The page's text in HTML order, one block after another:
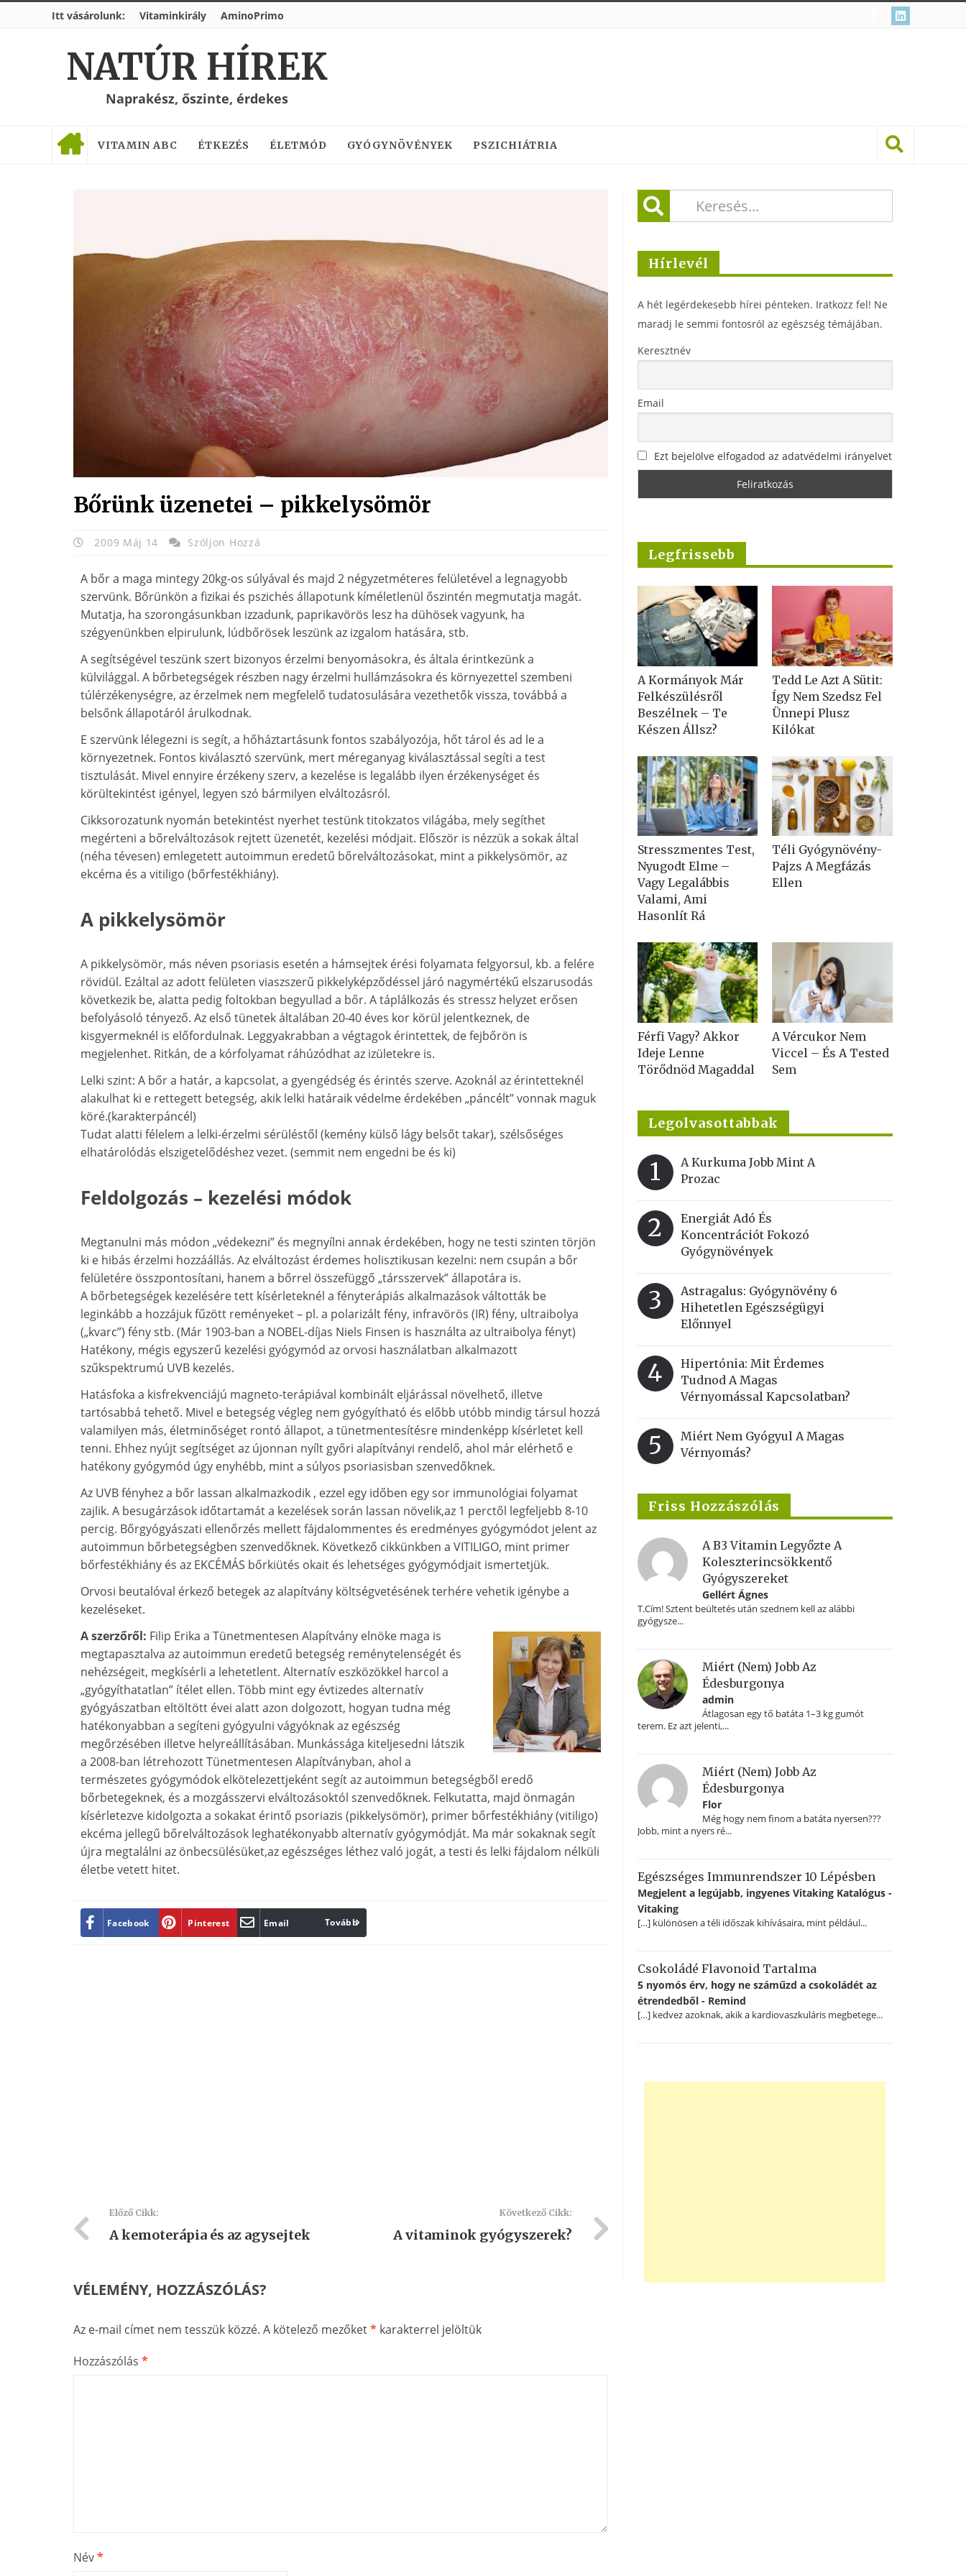
Itt vásárolunk: Vitaminkirály AminoPrimo
NATÚR HÍREK
Naprakész, őszinte, érdekes
VITAMIN ABC ÉTKEZÉS ÉLETMÓD GYÓGYNÖVÉNYEK PSZICHIÁTRIA
Bőrünk üzenetei – pikkelysömör
2009 Máj 14 Szóljon Hozzá
A bőr a maga mintegy 20kg-os súlyával és majd 2 négyzetméteres felületével a legnagyobb
szervünk. Bőrünkön a fizikai és pszichés állapotunk kíméletlenül őszintén megmutatja magát.
Mutatja, ha szorongásunkban izzadunk, paprikavörös lesz ha dühösek vagyunk, ha
szégyenünkben elpirulunk, lúdbőrösek leszünk az izgalom hatására, stb.
A segítségével teszünk szert bizonyos érzelmi benyomásokra, és általa érintkezünk a
külvilággal. A bőrbetegségek részben nagy érzelmi hullámzásokra és környezettel szembeni
túlérzékenységre, az érzelmek nem megfelelő tudatosulására vezethetők vissza, továbbá a
belsőnk állapotáról árulkodnak.
E szervünk lélegezni is segít, a hőháztartásunk fontos szabályozója, hőt tárol és ad le a
környezetnek. Fontos kiválasztó szervünk, mert méreganyag kiválasztással segíti a test
tisztulását. Mivel ennyire érzékeny szerv, a kezelése is legalább ilyen érzékenységet és
körültekintést igényel, legyen szó bármilyen elváltozásról.
Cikksorozatunk nyomán betekintést nyerhet testünk titokzatos világába, mely segíthet
megérteni a bőrelváltozások rejtett üzenetét, kezelési módjait. Először is nézzük a sokak által
(néha tévesen) emlegetett autoimmun eredetű bőrelváltozásokat, mint a pikkelysömör, az
ekcéma és a vitiligo (bőrfestékhiány).
A pikkelysömör
A pikkelysömör, más néven psoriasis esetén a hámsejtek érési folyamata felgyorsul, kb. a felére
rövidül. Ezáltal az adott felületen viaszszerű pikkelyképződéssel járó nagymértékű elszarusodás
következik be, alatta pedig foltokban begyullad a bőr. A táplálkozás és stressz helyzet erősen
befolyásoló tényező. Az első tünetek általában 20-40 éves kor körül jelentkeznek, de
kisgyermeknél is előfordulnak. Leggyakrabban a végtagok érintettek, de fejbőrön is
megjelenhet. Ritkán, de a kórfolyamat ráhúzódhat az izületekre is.
Lelki szint: A bőr a határ, a kapcsolat, a gyengédség és érintés szerve. Azoknál az érintetteknél
alakulhat ki e rettegett betegség, akik lelki határaik védelme érdekében „páncélt” vonnak maguk
köré.(karakterpáncél)
Tudat alatti félelem a lelki-érzelmi sérüléstől (kemény külső lágy belsőt takar), szélsőséges
elhatárolódás elszigetelődéshez vezet. (semmit nem engedni be és ki)
Feldolgozás – kezelési módok
Megtanulni más módon „védekezni” és megnyílni annak érdekében, hogy ne testi szinten törjön
ki e hibás érzelmi hozzáállás. Az elváltozást érdemes holisztikusan kezelni: nem csupán a bőr
felületére összpontosítani, hanem a bőrrel összefüggő „társszervek” állapotára is.
A bőrbetegségek kezelésére tett kísérleteknél a fényterápiás alkalmazások váltották be
leginkább a hozzájuk fűzött reményeket – pl. a polarizált fény, infravörös (IR) fény, ultraibolya
(„kvarc”) fény stb. (Már 1903-ban a NOBEL-díjas Niels Finsen is használta az ultraibolya fényt)
Hatékony, mégis egyszerű kezelési gyógymód az orvosi használatban alkalmazott
szűkspektrumú UVB kezelés.
Hatásfoka a kisfrekvenciájú magneto-terápiával kombinált eljárással növelhető, illetve
tartósabbá tehető. Mivel e betegség végleg nem gyógyítható és előbb utóbb mindig társul hozzá
valamilyen más, életminőséget rontó állapot, a tünetmentesítésre mindenképp kísérletet kell
tenni. Ehhez nyújt segítséget az újonnan nyílt győri alapítványi rendelő, ahol már elérhető e
hatékony gyógymód úgy enyhébb, mint a súlyos psoriasisban szenvedőknek.
Az UVB fényhez a bőr lassan alkalmazkodik , ezzel egy időben egy sor immunológiai folyamat
zajlik. A besugárzások időtartamát a kezelések során lassan növelik,az 1 perctől legfeljebb 8-10
percig. Bőrgyógyászati ellenőrzés mellett fájdalommentes és eredményes gyógymódot jelent az
autoimmun bőrbetegségben szenvedőknek. Következő cikkünkben a VITILIGO, mint primer
bőrfestékhiány és az EKCÉMÁS bőrkiütés okait és lehetséges gyógymódjait ismertetjük.
Orvosi beutalóval érkező betegek az alapítvány költségvetésének terhére vehetik igénybe a
kezeléseket.
A szerzőről: Filip Erika a Tünetmentesen Alapítvány elnöke maga is
megtapasztalva az autoimmun eredetű betegség reménytelenségét és
nehézségeit, megkísérli a lehetetlent. Alternatív eszközökkel harcol a
„gyógyíthatatlan” ítélet ellen. Több mint egy évtizedes alternatív
gyógyászatban eltöltött évei alatt azon dolgozott, hogyan tudna még
hatékonyabban a segíteni gyógyulni vágyóknak az egészség
megőrzésében illetve helyreállításában. Munkássága kiteljesedni látszik
a 2008-ban létrehozott Tünetmentesen Alapítványban, ahol a
természetes gyógymódok elkötelezettjeként segít az autoimmun betegségből eredő
bőrbetegeknek, és a mozgásszervi elváltozásoktól szenvedőknek. Felkutatta, majd önmagán
kísérletezve kidolgozta a sokakat érintő psoriazis (pikkelysömör), primer bőrfestékhiány (vitiligo)
ekcéma jellegű bőrelváltozások leghatékonyabb alternatív gyógymódját. Ma már sokaknak segít
újra megtalálni az önbecsülésüket,az egészséges léthez való jogát, a testi és lelki fájdalom nélküli
életbe vetett hitet.
Facebook Pinterest Email Print
Tovább
Előző Cikk:
A kemoterápia és az agysejtek
Következő Cikk:
A vitaminok gyógyszerek?
VÉLEMÉNY, HOZZÁSZÓLÁS?
Az e-mail címet nem tesszük közzé. A kötelező mezőket* karakterrel jelöltük
Hozzászólás *
Név*
Hírlevél
A hét legérdekesebb hírei pénteken. Iratkozz fel! Ne
maradj le semmi fontosról az egészség témájában.
Keresztnév
Email
Ezt bejelölve elfogadod az adatvédelmi irányelvet
Legfrissebb
A Kormányok Már
Felkészülésről
Beszélnek – Te
Készen Állsz?
Tedd Le Azt A Sütit:
Így Nem Szedsz Fel
Ünnepi Plusz
Kilókat
Stresszmentes Test,
Nyugodt Elme –
Vagy Legalábbis
Valami, Ami
Hasonlít Rá
Téli Gyógynövény-
Pajzs A Megfázás
Ellen
Férfi Vagy? Akkor
Ideje Lenne
Törődnöd Magaddal
A Vércukor Nem
Viccel – És A Tested
Sem
Legolvasottabbak
1
A Kurkuma Jobb Mint A
Prozac
2
Energiát Adó És
Koncentrációt Fokozó
Gyógynövények
3
Astragalus: Gyógynövény 6
Hihetetlen Egészségügyi
Előnnyel
4
Hipertónia: Mit Érdemes
Tudnod A Magas
Vérnyomással Kapcsolatban?
5
Miért Nem Gyógyul A Magas
Vérnyomás?
Friss Hozzászólás
A B3 Vitamin Legyőzte A
Koleszterincsökkentő
Gyógyszereket
Gellért Ágnes
T.Cím! Sztent beültetés után szednem kell az alábbi
gyógysze...
Miért (nem) Jobb Az
Édesburgonya
admin
Átlagosan egy tő batáta 1–3 kg gumót
terem. Ez azt jelenti,...
Miért (nem) Jobb Az
Édesburgonya
Flor
Még hogy nem finom a batáta nyersen???
Jobb, mint a nyers ré...
Egészséges Immunrendszer 10 Lépésben
Megjelent a legújabb, ingyenes Vitaking Katalógus -
Vitaking
[…] különösen a téli időszak kihívásaira, mint például...
Csokoládé Flavonoid Tartalma
5 nyomós érv, hogy ne száműzd a csokoládét az
étrendedből - Remind
[…] kedvez azoknak, akik a kardiovaszkuláris megbetege...